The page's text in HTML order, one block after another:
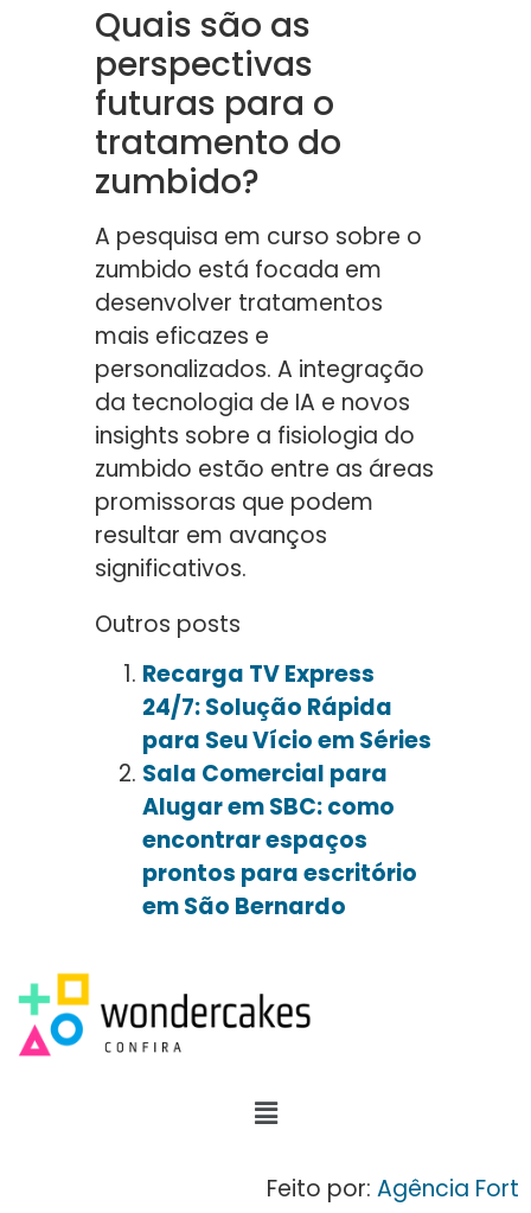
Quais são as
perspectivas
futuras para o
tratamento do
zumbido?
A pesquisa em curso sobre o
zumbido está focada em
desenvolver tratamentos
mais eficazes e
personalizados. A integração
da tecnologia de IA e novos
insights sobre a fisiologia do
zumbido estão entre as áreas
promissoras que podem
resultar em avanços
significativos.
Outros posts
Recarga TV Express
24/7: Solução Rápida
para Seu Vício em Séries
Sala Comercial para
Alugar em SBC: como
encontrar espaços
prontos para escritório
em São Bernardo
Feito por: Agência Fort